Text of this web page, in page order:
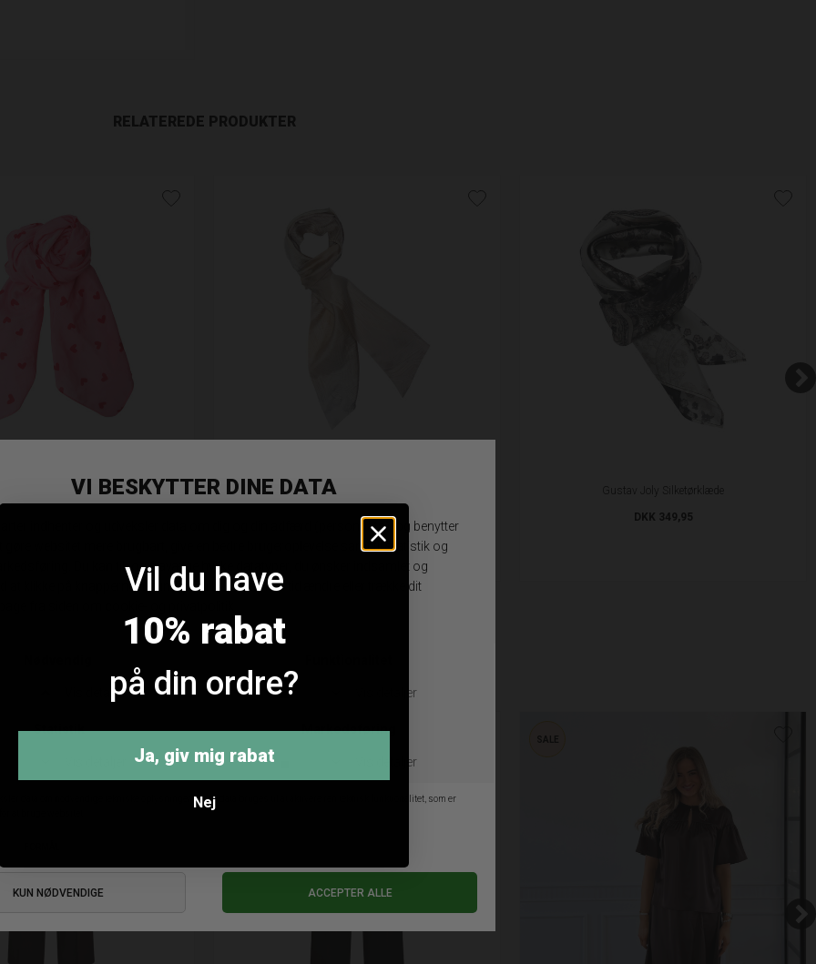
RELATEREDE PRODUKTER
Claudine Mini Tørklæde Gustav Joly Silketørklæde
DKK 349,95
Gustav Joly Silketørklæde
DKK 349,95
Vil du have
10% rabat
på din ordre?
Ja, giv mig rabat
Nej